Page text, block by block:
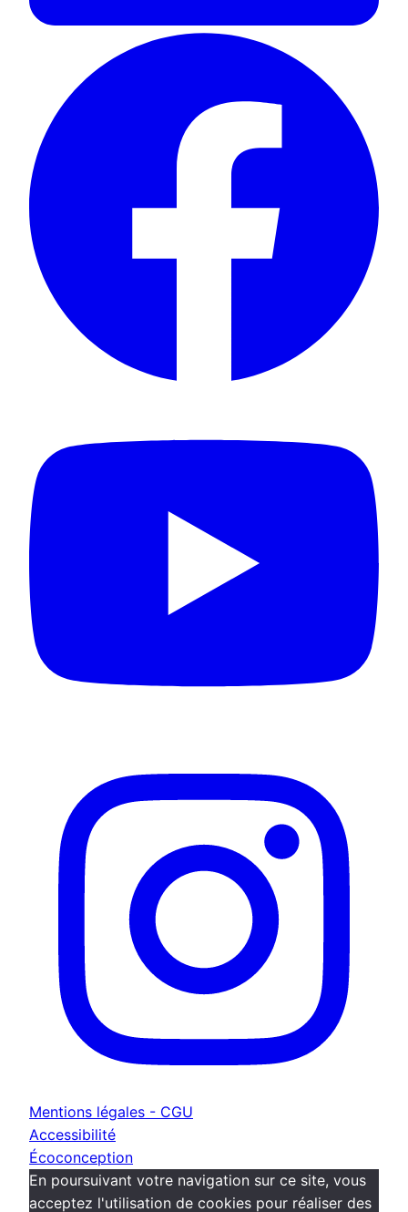
Mentions légales - CGU
Accessibilité
Écoconception
En poursuivant votre navigation sur ce site, vous
acceptez l'utilisation de cookies pour réaliser des